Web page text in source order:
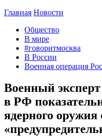
Главная Новости
Общество
В мире
#говоритмосква
В России
Военная операция
Военный
в РФ
ядерного оружия